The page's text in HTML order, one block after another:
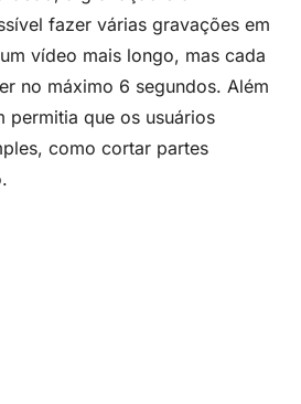
fazer várias gravações em
vídeo mais longo, mas cada
no máximo 6 segundos. Além
permitia que os usuários
como cortar partes